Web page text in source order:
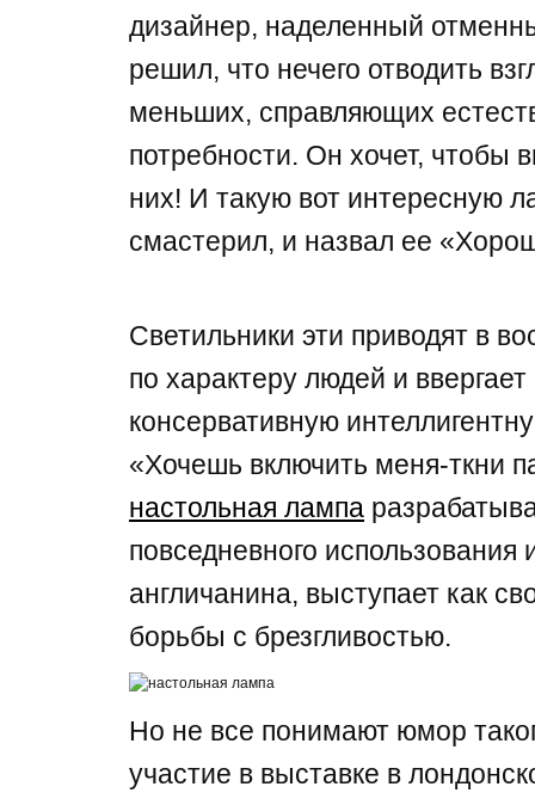
дизайнер, наделенный
решил, что нечего отводить
меньших, справляющих
потребности. Он хочет, чтобы
них! И такую вот интересную
смастерил, и назвал ее
Светильники эти приводят в
по характеру людей и
консервативную
«Хочешь включить меня-ткни
настольная лампа
повседневного использования
англичанина, выступает как
борьбы с брезгливостью.
Но не все понимают юмор
участие в выставке в